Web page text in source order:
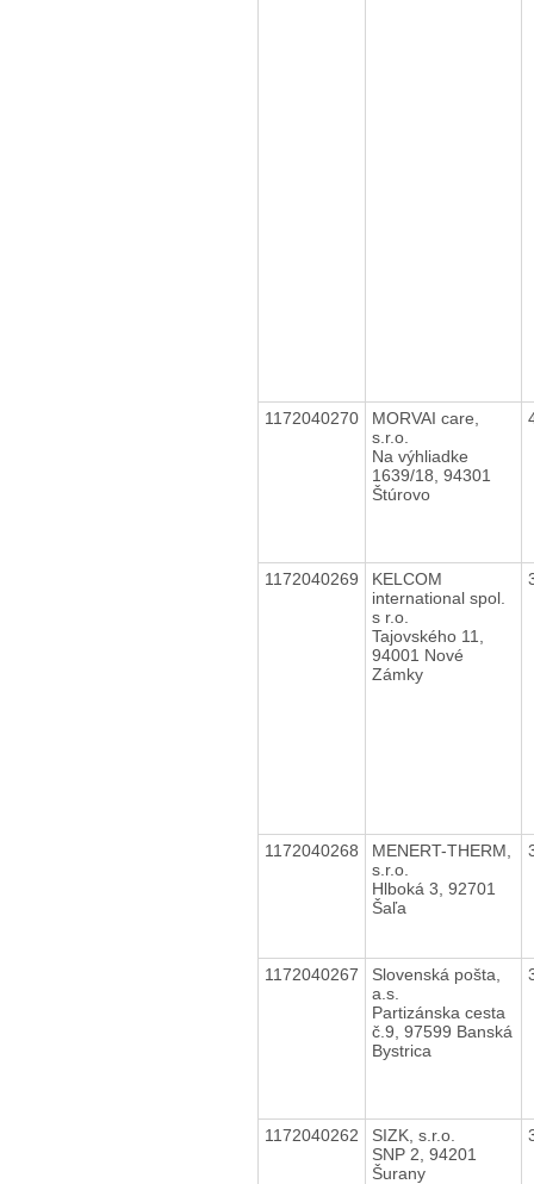
1172040270
MORVAI care,
s.r.o.
Na výhliadke
1639/18, 94301
Štúrovo
1172040269
KELCOM
international spol.
s r.o.
Tajovského 11,
94001 Nové
Zámky
1172040268
MENERT-THERM,
s.r.o.
Hlboká 3, 92701
Šaľa
1172040267
Slovenská pošta,
a.s.
Partizánska cesta
č.9, 97599 Banská
Bystrica
1172040262
SIZK, s.r.o.
SNP 2, 94201
Šurany